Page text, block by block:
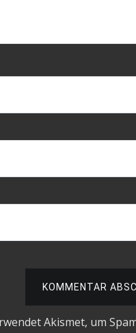
KOMMENTAR
Akismet, um